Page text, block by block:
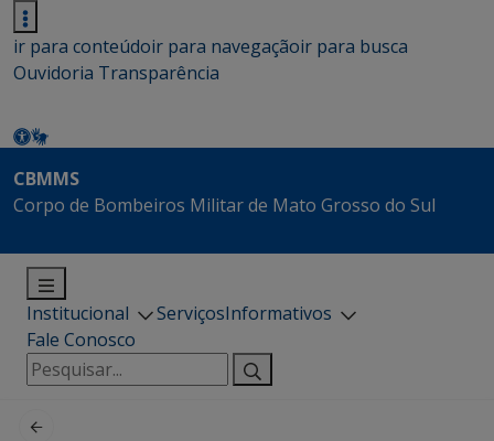
ir para conteúdoir para navegaçãoir para busca
Ouvidoria Transparência
CBMMS
Corpo de Bombeiros Militar de Mato Grosso do Sul
Institucional ServiçosInformativos
Fale Conosco
Pesquisar
por: